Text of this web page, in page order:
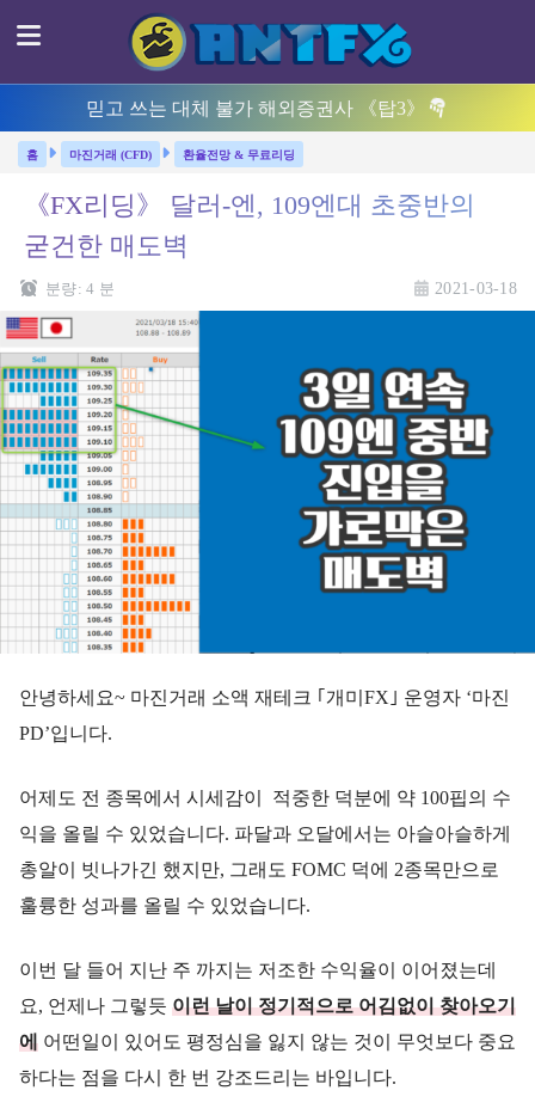
믿고 쓰는 대체 불가 해외증권사 《탑3》
마진거래 (CFD) 환율전망 & 무료리딩
《FX리딩》 달러-엔, 109엔대 초중반의
굳건한 매도벽
2021-03-18
분량: 4 분
안녕하세요~ 마진거래 소액 재테크 ｢개미FX｣ 운영자 ‘마진
PD’입니다.
어제도 전 종목에서 시세감이 적중한 덕분에 약 100핍의 수
익을 올릴 수 있었습니다. 파달과 오달에서는 아슬아슬하게
총알이 빗나가긴 했지만, 그래도 FOMC 덕에 2종목만으로
훌륭한 성과를 올릴 수 있었습니다.
이번 달 들어 지난 주 까지는 저조한 수익율이 이어졌는데
요, 언제나 그렇듯 이런 날이 정기적으로 어김없이 찾아오기
에 어떤일이 있어도 평정심을 잃지 않는 것이 무엇보다 중요
하다는 점을 다시 한 번 강조드리는 바입니다.